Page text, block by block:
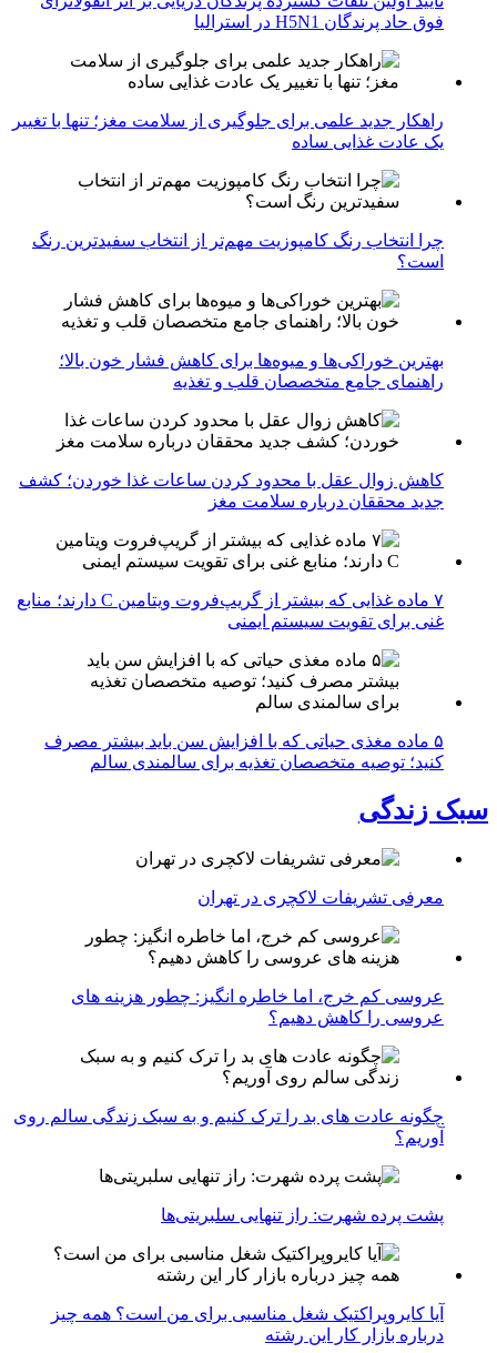
فوق حاد پرندگان H5N1 در استرالیا
راهکار جدید علمی برای جلوگیری از سلامت مغز؛ تنها با تغییر
یک عادت غذایی ساده
چرا انتخاب رنگ کامپوزیت مهم‌تر از انتخاب سفیدترین رنگ
است؟
بهترین خوراکی‌ها و میوه‌ها برای کاهش فشار خون بالا؛
راهنمای جامع متخصصان قلب و تغذیه
کاهش زوال عقل با محدود کردن ساعات غذا خوردن؛ کشف
جدید محققان درباره سلامت مغز
۷ ماده غذایی که بیشتر از گریپ‌فروت ویتامین C دارند؛ منابع
غنی برای تقویت سیستم ایمنی
۵ ماده مغذی حیاتی که با افزایش سن باید بیشتر مصرف
کنید؛ توصیه متخصصان تغذیه برای سالمندی سالم
سبک زندگی
معرفی تشریفات لاکچری در تهران
عروسی کم خرج، اما خاطره انگیز: چطور هزینه های
عروسی را کاهش دهیم؟
چگونه عادت‌ های بد را ترک کنیم و به سبک زندگی سالم روی
آوریم؟
پشت پرده شهرت: راز تنهایی سلبریتی‌ها
آیا کایروپراکتیک شغل مناسبی برای من است؟ همه چیز
درباره بازار کار این رشته